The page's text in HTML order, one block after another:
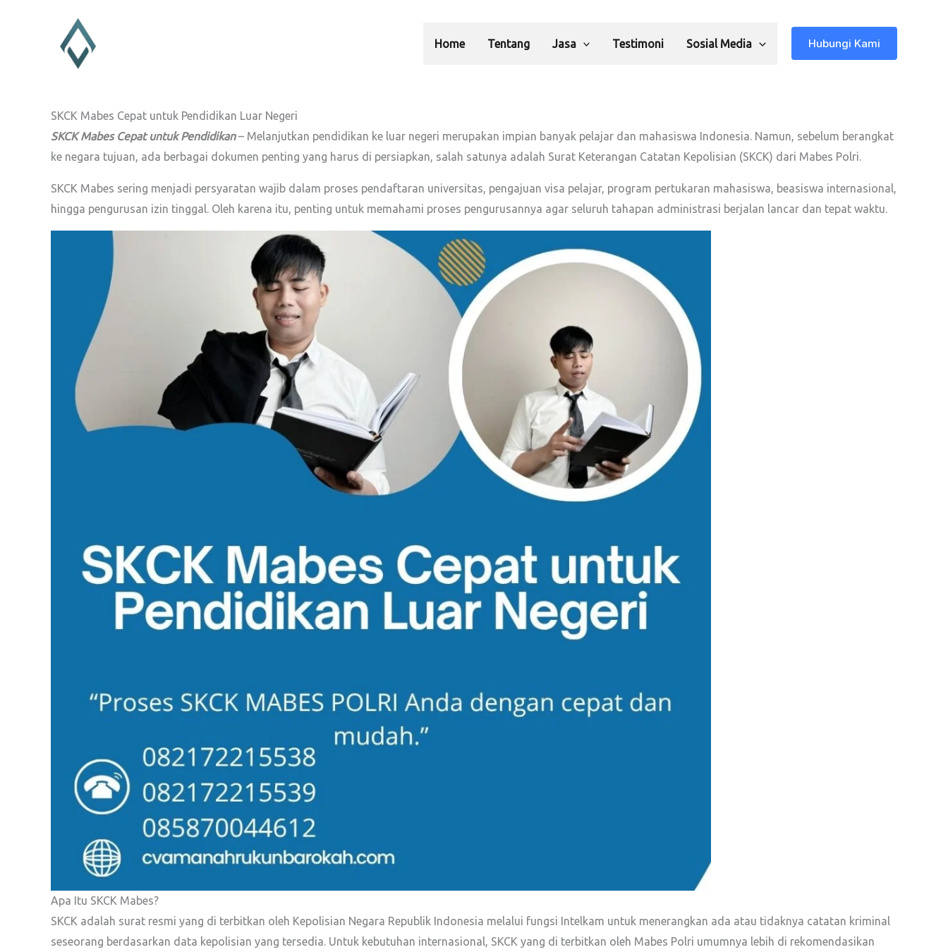
Home Tentang Jasa Testimoni Sosial Media Hubungi Kami
SKCK Mabes Cepat untuk Pendidikan Luar Negeri
SKCK Mabes Cepat untuk Pendidikan– Melanjutkan pendidikan ke luar negeri merupakan impian banyak pelajar dan mahasiswa Indonesia. Namun, sebelum berangkat
ke negara tujuan, ada berbagai dokumen penting yang harus di persiapkan, salah satunya adalah Surat Keterangan Catatan Kepolisian (SKCK) dari Mabes Polri.
SKCK Mabes sering menjadi persyaratan wajib dalam proses pendaftaran universitas, pengajuan visa pelajar, program pertukaran mahasiswa, beasiswa internasional,
hingga pengurusan izin tinggal. Oleh karena itu, penting untuk memahami proses pengurusannya agar seluruh tahapan administrasi berjalan lancar dan tepat waktu.
Apa Itu SKCK Mabes?
SKCK adalah surat resmi yang di terbitkan oleh Kepolisian Negara Republik Indonesia melalui fungsi Intelkam untuk menerangkan ada atau tidaknya catatan kriminal
seseorang berdasarkan data kepolisian yang tersedia. Untuk kebutuhan internasional, SKCK yang di terbitkan oleh Mabes Polri umumnya lebih di rekomendasikan